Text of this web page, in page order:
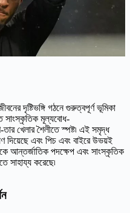
দৃষ্টিভঙ্গি গঠনে গুরুত্বপূর্ণ ভূমিকা
সাংস্কৃতিক মূল্যবোধ-
খেলার শৈলীতে স্পষ্ট৷ এই সমৃদ্ধ
দিয়েছে এবং পিচ এবং বাইরে উভয়ই
আন্তর্জাতিক পদক্ষেপ এবং সাংস্কৃতিক
সাহায্য করেছে৷